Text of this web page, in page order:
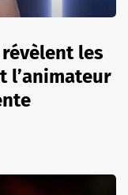
les
l’animateur